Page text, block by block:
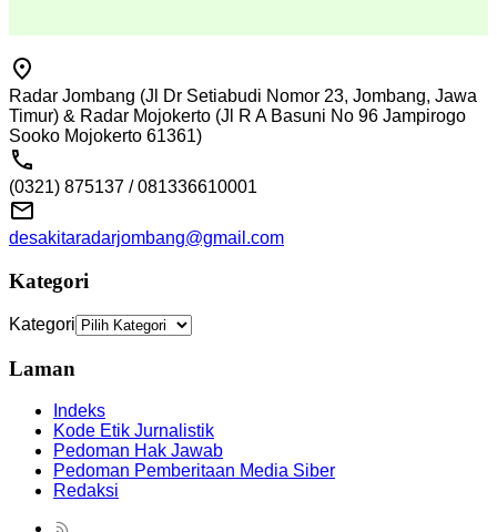
Radar Jombang (Jl Dr Setiabudi Nomor 23, Jombang, Jawa
Timur) & Radar Mojokerto (Jl R A Basuni No 96 Jampirogo
Sooko Mojokerto 61361)
(0321) 875137 / 081336610001
desakitaradarjombang@gmail.com
Kategori
Kategori
Laman
Indeks
Kode Etik Jurnalistik
Pedoman Hak Jawab
Pedoman Pemberitaan Media Siber
Redaksi